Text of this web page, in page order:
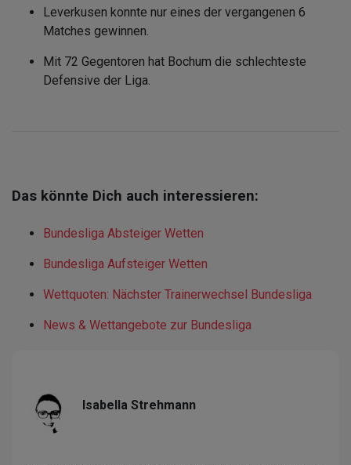
Leverkusen konnte nur eines der vergangenen 6
Matches gewinnen.
Mit 72 Gegentoren hat Bochum die schlechteste
Defensive der Liga.
Das könnte Dich auch interessieren:
Bundesliga Absteiger Wetten
Bundesliga Aufsteiger Wetten
Wettquoten: Nächster Trainerwechsel Bundesliga
News & Wettangebote zur Bundesliga
Isabella Strehmann